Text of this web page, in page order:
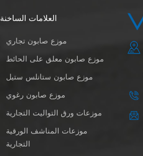
العلامات الساخنة
موزع صابون تجاري
موزع صابون معلق على الحائط
موزع صابون ستانلس ستيل
موزع صابون رغوي
موزعات ورق التواليت التجارية
موزعات المناشف الورقية
التجارية